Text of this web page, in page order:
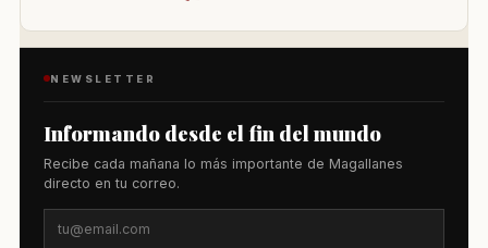
NEWSLETTER
Informando desde el fin del mundo
Recibe cada mañana lo más importante de Magallanes
directo en tu correo.